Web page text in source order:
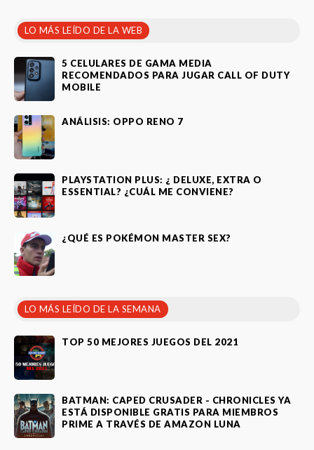
LO MÁS LEÍDO DE LA WEB
5 CELULARES DE GAMA MEDIA
RECOMENDADOS PARA JUGAR CALL OF DUTY
MOBILE
ANÁLISIS: OPPO RENO 7
PLAYSTATION PLUS: ¿ DELUXE, EXTRA O
ESSENTIAL? ¿CUÁL ME CONVIENE?
¿QUÉ ES POKÉMON MASTER SEX?
LO MÁS LEÍDO DE LA SEMANA
TOP 50 MEJORES JUEGOS DEL 2021
BATMAN: CAPED CRUSADER - CHRONICLES YA
ESTÁ DISPONIBLE GRATIS PARA MIEMBROS
PRIME A TRAVÉS DE AMAZON LUNA